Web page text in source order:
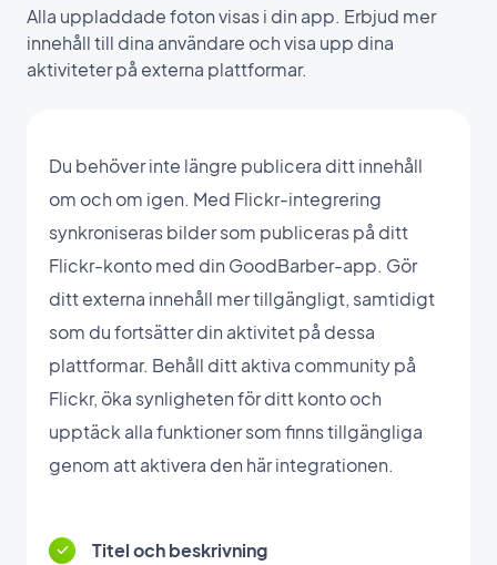
Alla uppladdade foton visas i din app. Erbjud mer
innehåll till dina användare och visa upp dina
aktiviteter på externa plattformar.
Du behöver inte längre publicera ditt innehåll
om och om igen. Med Flickr-integrering
synkroniseras bilder som publiceras på ditt
Flickr-konto med din GoodBarber-app. Gör
ditt externa innehåll mer tillgängligt, samtidigt
som du fortsätter din aktivitet på dessa
plattformar. Behåll ditt aktiva community på
Flickr, öka synligheten för ditt konto och
upptäck alla funktioner som finns tillgängliga
genom att aktivera den här integrationen.
Titel och beskrivning